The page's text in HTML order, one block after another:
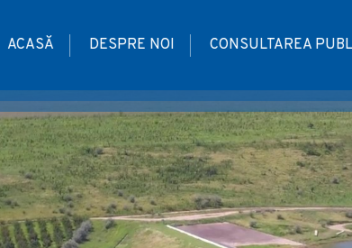
ACASĂ DESPRE NOI CONSULTAREA